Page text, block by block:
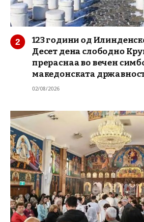
123 години од
Десет дена слободно
прераснаа во вечен
македонската
02/08/2026